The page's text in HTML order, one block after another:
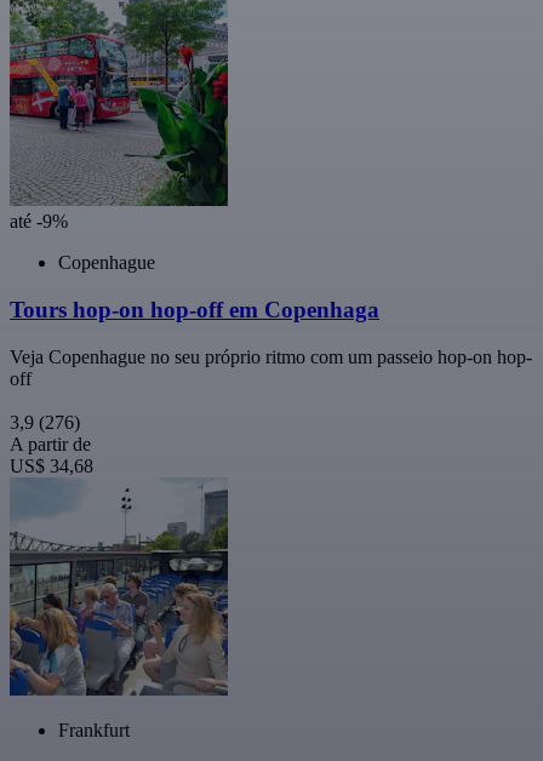
até -9%
Copenhague
Tours hop-on hop-off em Copenhaga
Veja Copenhague no seu próprio ritmo com um passeio hop-on hop-
off
3,9 (276)
A partir de
US$ 34,68
Frankfurt